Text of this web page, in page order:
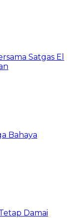
Satgas El
Bahaya
Damai